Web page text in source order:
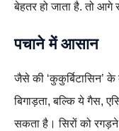
बेहतर हो जाता है. तो
पचाने में आसान
जैसे की ‘कुकुर्बिटासिन’ के
बिगाड़ता, बल्कि ये गैस,
सकता है। सिरों को